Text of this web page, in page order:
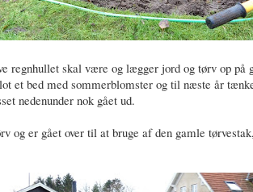
regnhullet skal være og lægger jord og tørv op på
et bed med sommerblomster og til næste år
nedenunder nok gået ud.
og er gået over til at bruge af den gamle